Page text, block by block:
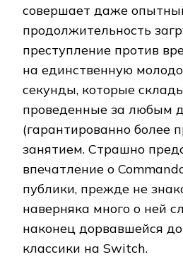
совершает даже
продолжительность
преступление против
на единственную
секунды, которые
проведенные за любым
(гарантированно более
занятием. Страшно
впечатление о
публики, прежде не
наверняка много о ней
наконец дорвавшейся
классики на Switch.